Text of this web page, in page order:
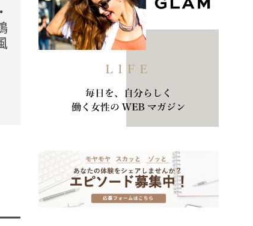
【ホテル怪談】「どんな部
屋でも構いません」古い旅
館で灯りを消すと、襖に浮
モン